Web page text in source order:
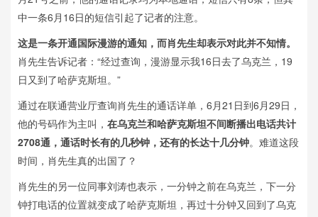
中一条6月16日的短信引起了记者的注意。
这是一条开通国际漫游的通知，而肖先生却表示对此并不知情。
肖先生告诉记者：“经过查询，漫游显示我16日去了乌克兰，19
日又到了哈萨克斯坦。”
通过在联通营业厅查询肖先生的通话详单，6月21日到6月29日，
他的号码作为主叫， 在乌克兰和哈萨克斯坦不间断播出电话共计
2708通，通话时长有的几秒钟，还有的长达十几分钟。难道这段
时间，肖先生真的出国了？
肖先生的另一位同事刘涛也表示，一分钟之前在乌克兰，下一分
钟打电话的位置就变成了哈萨克斯坦，再过十分钟又回到了乌克